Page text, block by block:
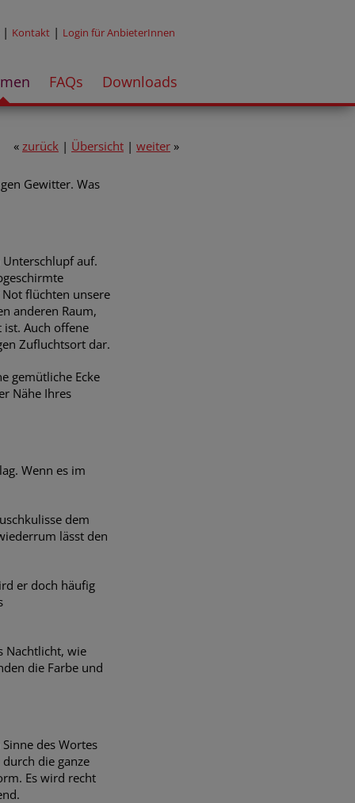
FAQs Downloads
| Kontakt | Login für AnbieterInnen
« zurück | Übersicht | weiter »
Gewitter. Was
Unterschlupf auf.
flüchten unsere
anderen Raum,
Auch offene
Zufluchtsort dar.
gemütliche Ecke
Nähe Ihres
Wenn es im
dem
lässt den
er doch häufig
Nachtlicht, wie
die Farbe und
des Wortes
die ganze
Es wird recht